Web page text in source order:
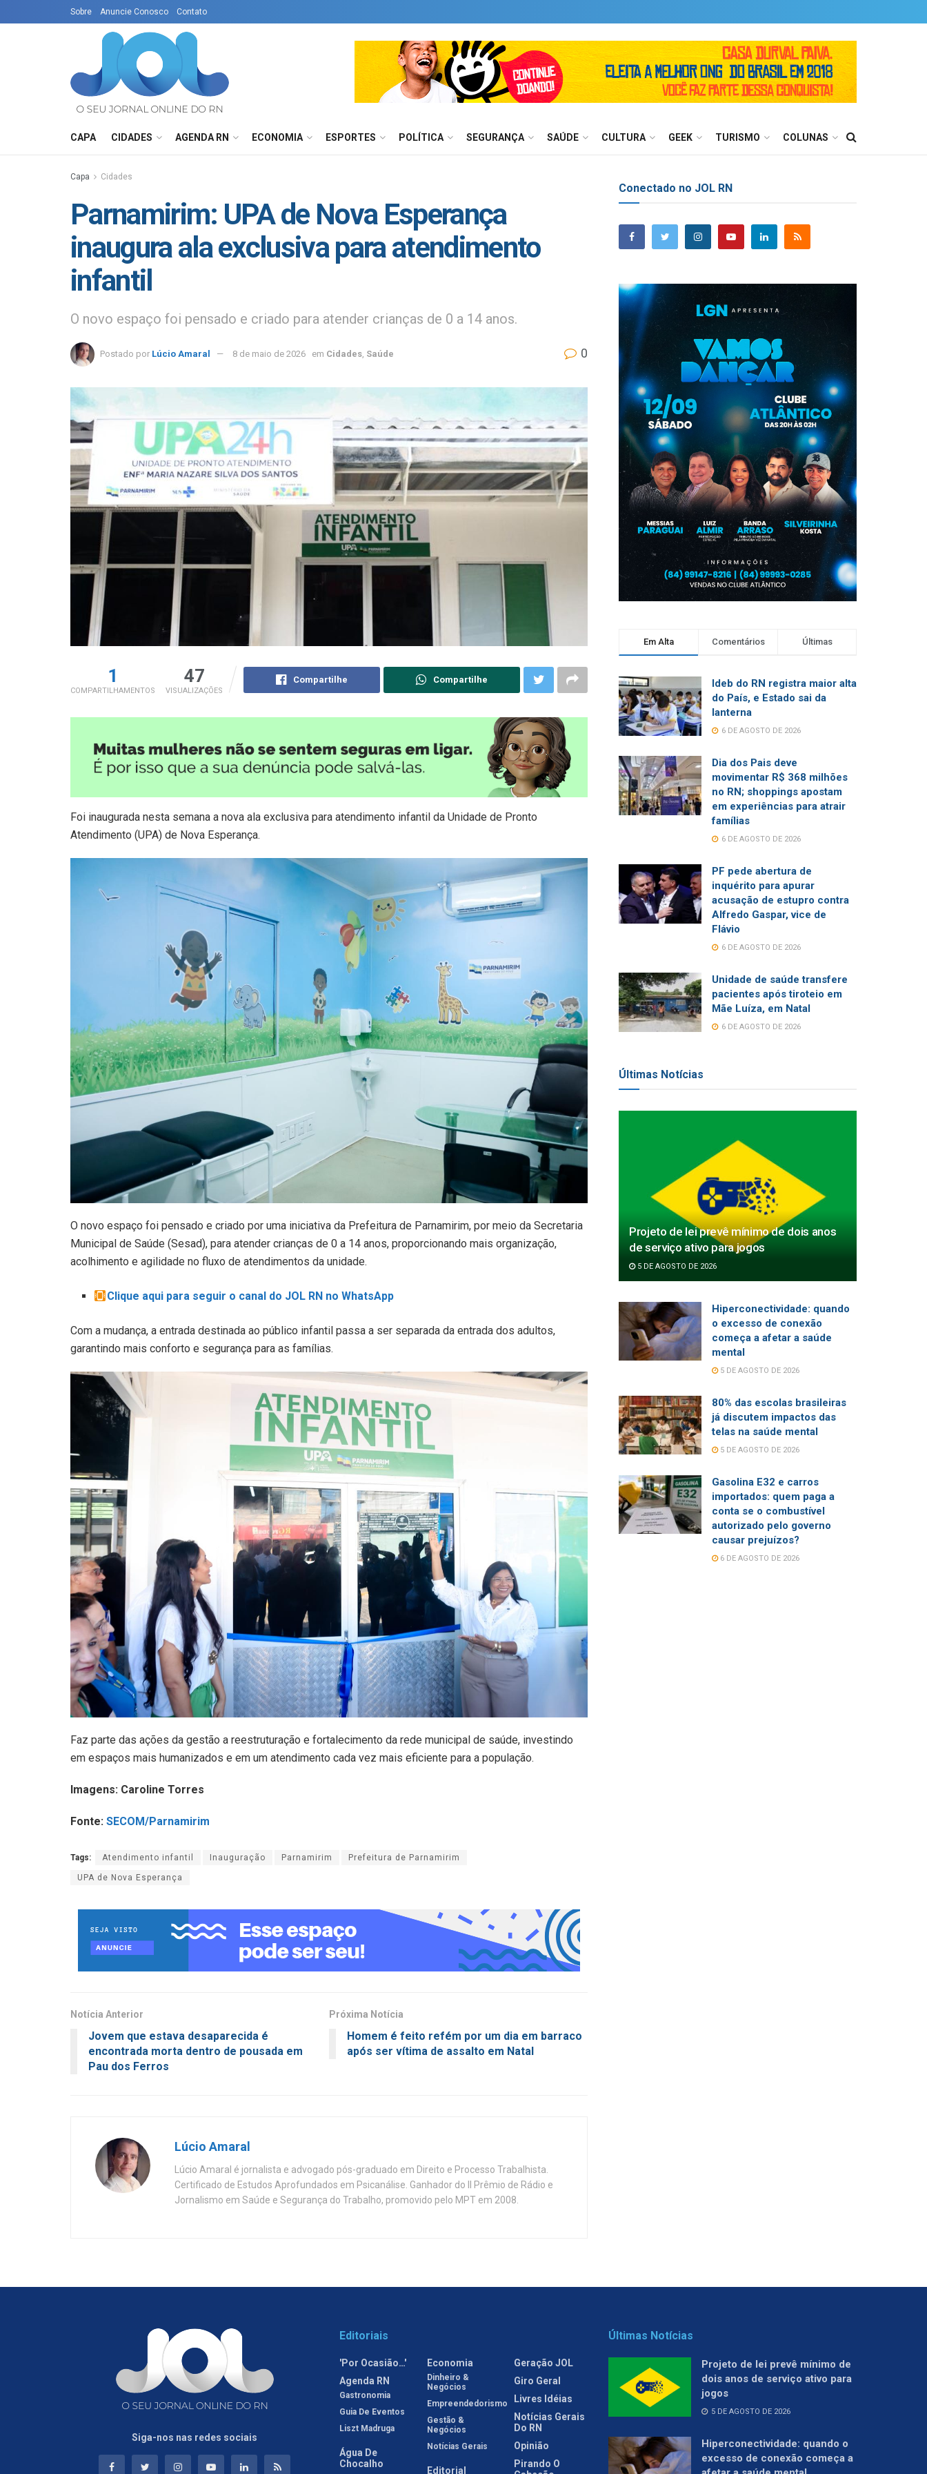
Sobre Anuncie Conosco Contato
CAPA CIDADES AGENDA RN ECONOMIA ESPORTES POLÍTICA SEGURANÇA SAÚDE CULTURA GEEK TURISMO COLUNAS
Capa Cidades
Parnamirim: UPA de Nova Esperança
inaugura ala exclusiva para atendimento
infantil
O novo espaço foi pensado e criado para atender crianças de 0 a 14 anos.
Postado por Lúcio Amaral 8 de maio de 2026 em Cidades Saúde 0
1
COMPARTILHAMENTOS
47
VISUALIZAÇÕES
Compartilhe Compartilhe
Foi inaugurada nesta semana a nova ala exclusiva para atendimento infantil da Unidade de Pronto
Atendimento (UPA) de Nova Esperança.
O novo espaço foi pensado e criado por uma iniciativa da Prefeitura de Parnamirim, por meio da Secretaria
Municipal de Saúde (Sesad), para atender crianças de 0 a 14 anos, proporcionando mais organização,
acolhimento e agilidade no fluxo de atendimentos da unidade.
Clique aqui para seguir o canal do JOL RN no WhatsApp
Com a mudança, a entrada destinada ao público infantil passa a ser separada da entrada dos adultos,
garantindo mais conforto e segurança para as famílias.
Faz parte das ações da gestão a reestruturação e fortalecimento da rede municipal de saúde, investindo
em espaços mais humanizados e em um atendimento cada vez mais eficiente para a população.
Imagens: Caroline Torres
Fonte: SECOM/Parnamirim
Tags: Atendimento infantil Inauguração Parnamirim Prefeitura de Parnamirim
UPA de Nova Esperança
Notícia Anterior
Jovem que estava desaparecida é
encontrada morta dentro de pousada em
Pau dos Ferros
Próxima Notícia
Homem é feito refém por um dia em barraco
após ser vítima de assalto em Natal
Lúcio Amaral
Lúcio Amaral é jornalista e advogado pós-graduado em Direito e Processo Trabalhista.
Certificado de Estudos Aprofundados em Psicanálise. Ganhador do II Prêmio de Rádio e
Jornalismo em Saúde e Segurança do Trabalho, promovido pelo MPT em 2008.
Conectado no JOL RN
Em Alta Comentários Últimas
Ideb do RN registra maior alta
do País, e Estado sai da
lanterna
6 DE AGOSTO DE 2026
Dia dos Pais deve
movimentar R$ 368 milhões
no RN; shoppings apostam
em experiências para atrair
famílias
6 DE AGOSTO DE 2026
PF pede abertura de
inquérito para apurar
acusação de estupro contra
Alfredo Gaspar, vice de
Flávio
6 DE AGOSTO DE 2026
Unidade de saúde transfere
pacientes após tiroteio em
Mãe Luíza, em Natal
6 DE AGOSTO DE 2026
Últimas Notícias
Projeto de lei prevê mínimo de dois anos
de serviço ativo para jogos
5 DE AGOSTO DE 2026
Hiperconectividade: quando
o excesso de conexão
começa a afetar a saúde
mental
5 DE AGOSTO DE 2026
80% das escolas brasileiras
já discutem impactos das
telas na saúde mental
5 DE AGOSTO DE 2026
Gasolina E32 e carros
importados: quem paga a
conta se o combustível
autorizado pelo governo
causar prejuízos?
6 DE AGOSTO DE 2026
Siga-nos nas redes sociais
Editoriais
'Por Ocasião…'
Agenda RN
Gastronomia
Guia De Eventos
Liszt Madruga
Água De
Chocalho
Economia
Dinheiro &
Negócios
Empreendedorismo
Gestão &
Negócios
Notícias Gerais
Editorial
Geração JOL
Giro Geral
Livres Idéias
Notícias Gerais
Do RN
Opinião
Pirando O
Últimas Notícias
Projeto de lei prevê mínimo de
dois anos de serviço ativo para
jogos
5 DE AGOSTO DE 2026
Hiperconectividade: quando o
excesso de conexão começa a